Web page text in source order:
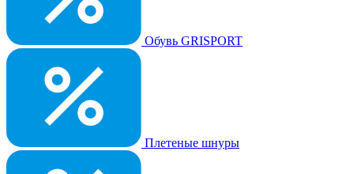
Обувь GRISPORT
Плетеные шнуры